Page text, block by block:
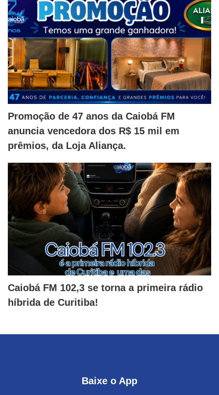
Promoção de 47 anos da Caiobá FM
anuncia vencedora dos R$ 15 mil em
prêmios, da Loja Aliança.
Caiobá FM 102,3 se torna a primeira rádio
híbrida de Curitiba!
Baixe o App